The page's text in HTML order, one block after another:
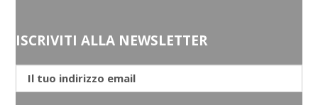
ISCRIVITI ALLA NEWSLETTER